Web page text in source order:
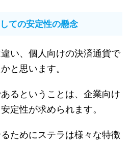
ての安定性の懸念
い、個人向けの決済通貨で
と思います。
るということは、企業向け
定性が求められます。
ためにステラは様々な特徴